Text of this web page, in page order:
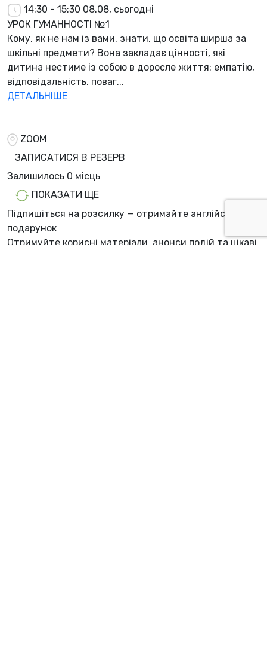
14:30 - 15:30 08.08, сьогодні
УРОК ГУМАННОСТІ №1
Кому, як не нам із вами, знати, що освіта ширша за
шкільні предмети? Вона закладає цінності, які
дитина нестиме із собою в доросле життя: емпатію,
відповідальність, поваг...
ДЕТАЛЬНІШЕ
ZOOM
ЗАПИСАТИСЯ В РЕЗЕРВ
Залишилось 0 місць
ПОКАЗАТИ ЩЕ
Підпишіться на розсилку — отримайте англійську в
подарунок
Отримуйте корисні матеріали, анонси подій та цікаві